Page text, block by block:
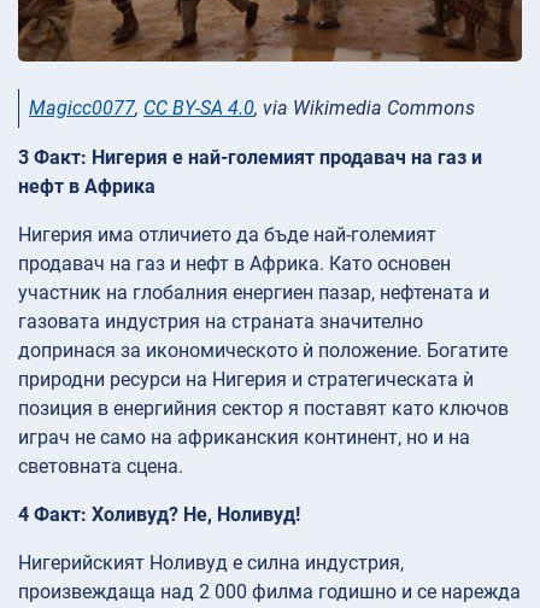
Magicc0077, CC BY-SA 4.0, via Wikimedia Commons
3 Факт: Нигерия е най-големият продавач на газ и
нефт в Африка
Нигерия има отличието да бъде най-големият
продавач на газ и нефт в Африка. Като основен
участник на глобалния енергиен пазар, нефтената и
газовата индустрия на страната значително
допринася за икономическото ѝ положение. Богатите
природни ресурси на Нигерия и стратегическата ѝ
позиция в енергийния сектор я поставят като ключов
играч не само на африканския континент, но и на
световната сцена.
4 Факт: Холивуд? Не, Ноливуд!
Нигерийският Ноливуд е силна индустрия,
произвеждаща над 2 000 филма годишно и се нарежда